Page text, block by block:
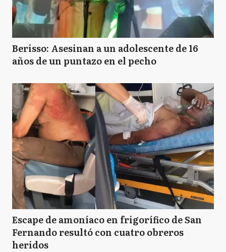
Berisso: Asesinan a un adolescente de 16
años de un puntazo en el pecho
Escape de amoníaco en frigorífico de San
Fernando resultó con cuatro obreros
heridos